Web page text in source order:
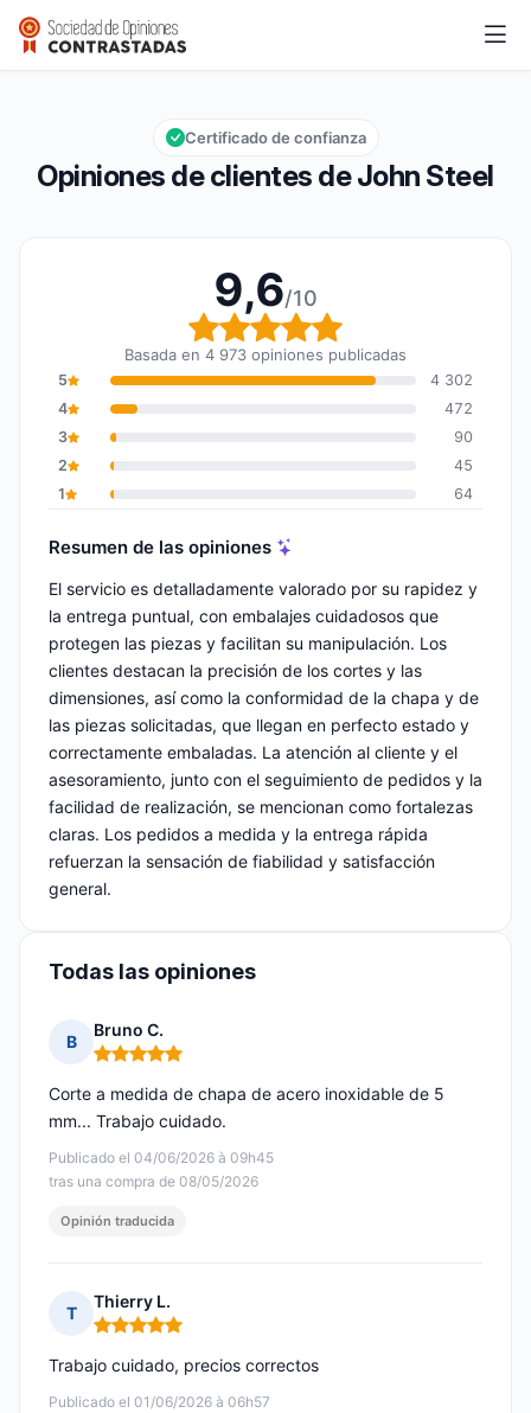
John Steel
Calificación global: 9,6 de 10
9,6/10
Opiniones de clientes de John Steel
Certificado de confianza
9,6/10
Calificación global: 9,6
Basada en 4 973 opiniones publicadas
5
4 302
4
472
3
90
2
45
1
64
Resumen de las opiniones
El servicio es detalladamente valorado por su rapidez y
la entrega puntual, con embalajes cuidadosos que
protegen las piezas y facilitan su manipulación. Los
clientes destacan la precisión de los cortes y las
dimensiones, así como la conformidad de la chapa y de
las piezas solicitadas, que llegan en perfecto estado y
correctamente embaladas. La atención al cliente y el
asesoramiento, junto con el seguimiento de pedidos y la
facilidad de realización, se mencionan como fortalezas
claras. Los pedidos a medida y la entrega rápida
refuerzan la sensación de fiabilidad y satisfacción
general.
Todas las opiniones
B
Bruno C.
Nota: 5 de 5
Publicado el 04/06/2026 à 09h45
tras una compra de 08/05/2026
Corte a medida de chapa de acero inoxidable de 5
mm... Trabajo cuidado.
Opinión traducida
T
Thierry L.
Nota: 5 de 5
Publicado el 01/06/2026 à 06h57
Trabajo cuidado, precios correctos